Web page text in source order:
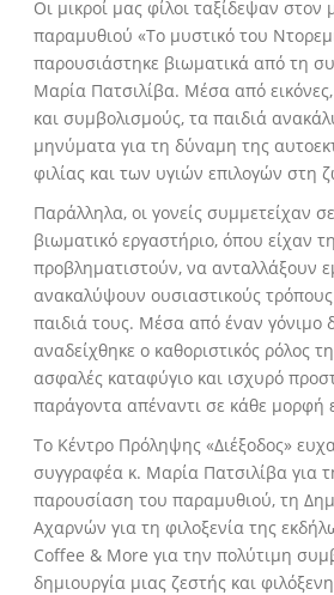
Οι μικροί μας φίλοι ταξίδεψαν στον
παραμυθιού «Το μυστικό του
παρουσιάστηκε βιωματικά από τη
Μαρία Πατσιλίβα. Μέσα από
και συμβολισμούς, τα παιδιά
μηνύματα για τη δύναμη της
φιλίας και των υγιών επιλογών στη
Παράλληλα, οι γονείς συμμετείχαν
βιωματικό εργαστήριο, όπου είχαν
προβληματιστούν, να ανταλλάξουν
ανακαλύψουν ουσιαστικούς
παιδιά τους. Μέσα από έναν γόνιμο
αναδείχθηκε ο καθοριστικός ρόλος
ασφαλές καταφύγιο και ισχυρό
παράγοντα απέναντι σε κάθε μορφή
Το Κέντρο Πρόληψης «Διέξοδος»
συγγραφέα κ. Μαρία Πατσιλίβα για
παρουσίαση του παραμυθιού, τη
Αχαρνών για τη φιλοξενία της
Coffee & More για την πολύτιμη
δημιουργία μιας ζεστής και